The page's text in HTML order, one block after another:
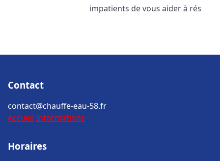
impatients de vous aider à rés
Contact
contact@chauffe-eau-58.fr
Accueil Informations
Horaires